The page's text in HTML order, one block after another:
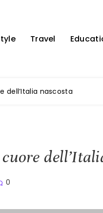
Travel
dell’Italia nascosta
0